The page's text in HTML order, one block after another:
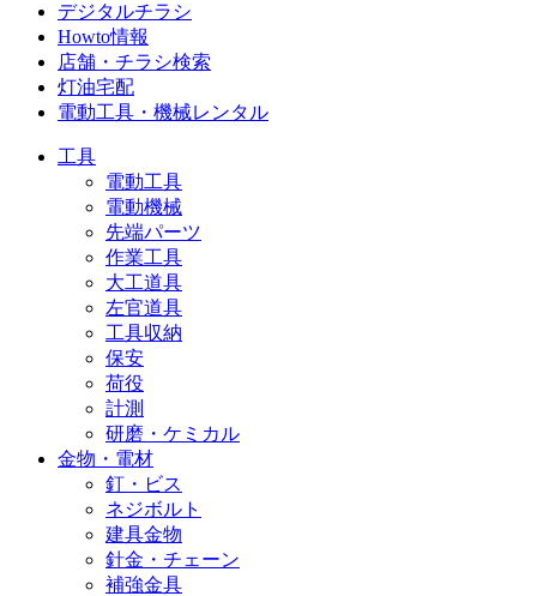
デジタルチラシ
Howto情報
店舗・チラシ検索
灯油宅配
電動工具・機械レンタル
工具
電動工具
電動機械
先端パーツ
作業工具
大工道具
左官道具
工具収納
保安
荷役
計測
研磨・ケミカル
金物・電材
釘・ビス
ネジボルト
建具金物
針金・チェーン
補強金具